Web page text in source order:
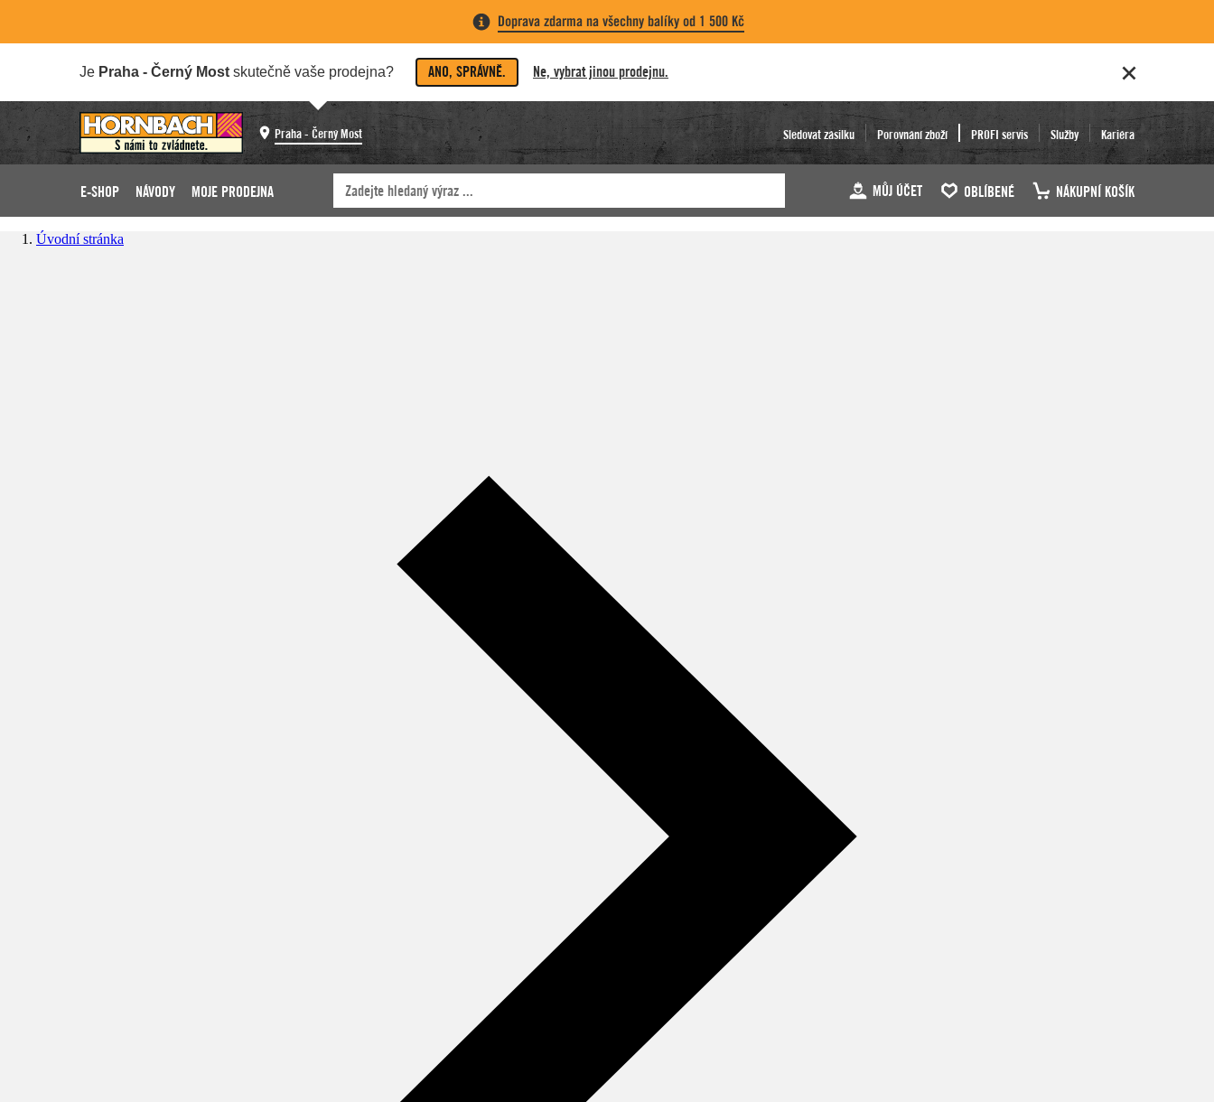
Doprava zdarma na všechny balíky od 1 500 Kč
Je Praha - Černý Most skutečně vaše prodejna? ANO, SPRÁVNĚ. Ne, vybrat jinou prodejnu.
Praha - Černý Most Sledovat zásilku Porovnání zboží PROFI servis Služby Kariéra
E-SHOP NÁVODY MOJE PRODEJNA MŮJ ÚČET OBLÍBENÉ NÁKUPNÍ KOŠÍK
Úvodní stránka